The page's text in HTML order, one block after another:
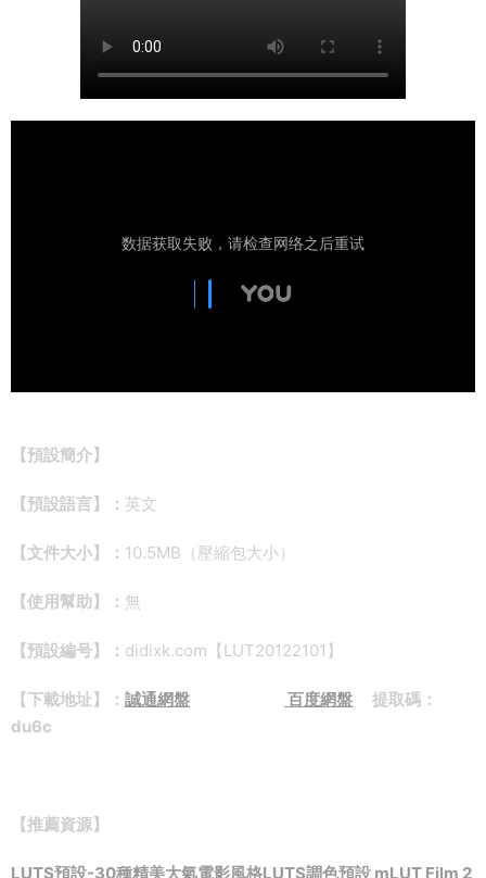
【預設簡介】
【預設語言】： 英文
【文件大小】： 10.5MB（壓縮包大小）
【使用幫助】： 無
【預設編号】： didixk.com【LUT20122101】
【下載地址】： 誠通網盤 百度網盤 提取碼：
du6c
【推薦資源】
LUTS預設-30種精美大氣電影風格LUTS調色預設 mLUT Film 2